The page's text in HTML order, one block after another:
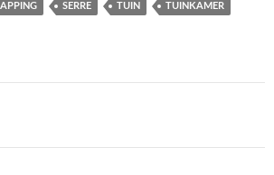
SERRE TUIN TUINKAMER